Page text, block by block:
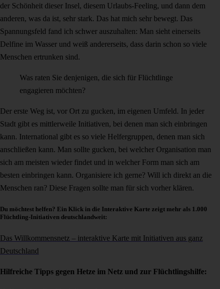
der Schönheit dieser Insel, diesem Urlaubs-Feeling, und dann dem
anderen, was da ist, sehr stark. Das hat mich sehr bewegt. Das
Spannungsfeld fand ich schwer auszuhalten: Man sieht einerseits
Delfine im Wasser und weiß andererseits, dass darin schon so viele
Menschen ertrunken sind.
Was raten Sie denjenigen, die sich für Flüchtlinge
engagieren möchten?
Der erste Weg ist, vor Ort zu gucken, im eigenen Umfeld. In jeder
Stadt gibt es mittlerweile Initiativen, bei denen man sich einbringen
kann. International gibt es so viele Helfergruppen, denen man sich
anschließen kann. Man sollte gucken, bei welcher Organisation man
sich am meisten wieder findet und in welcher Form man sich am
besten einbringen kann. Organisiere ich gerne? Will ich direkt an die
Menschen ran? Diese Fragen sollte man für sich vorher klären.
Du möchtest helfen? Ein Klick in die Interaktive Karte zeigt mehr als 1.000
Flüchtling-Initiativen deutschlandweit:
Das Willkommensnetz – interaktive Karte mit Initiativen aus ganz
Deutschland
Hilfreiche Tipps gegen Hetze im Netz und zur Flüchtlingshilfe: